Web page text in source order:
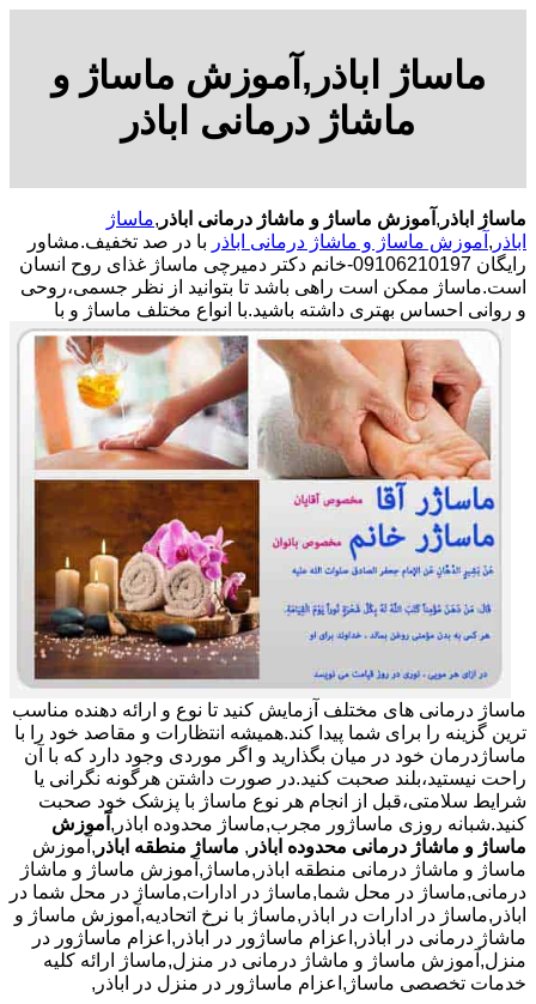
ماساژ اباذر,آموزش ماساژ و
ماشاژ درمانی اباذر
ماساژ اباذر , آموزش ماساژ و ماشاژ درمانی اباذر ,ماساژ
اباذر , آموزش ماساژ و ماشاژ درمانی اباذر با در صد تخفیف.مشاور
رایگان 09106210197-خانم دکتر دمیرچی ماساژ غذای روح انسان
است.ماساژ ممکن است راهی باشد تا بتوانید از نظر جسمی،روحی
و روانی احساس بهتری داشته باشید.با انواع مختلف ماساژ و با
ماساژ درمانی های مختلف آزمایش کنید تا نوع و ارائه دهنده مناسب
ترین گزینه را برای شما پیدا کند.همیشه انتظارات و مقاصد خود را با
ماساژدرمان خود در میان بگذارید و اگر موردی وجود دارد که با آن
راحت نیستید،بلند صحبت کنید.در صورت داشتن هرگونه نگرانی یا
شرایط سلامتی،قبل از انجام هر نوع ماساژ با پزشک خود صحبت
کنید.شبانه روزی ماساژور مجرب,ماساژ محدوده اباذر, آموزش
ماساژ و ماشاژ درمانی محدوده اباذر , ماساژ منطقه اباذر ,آموزش
ماساژ و ماشاژ درمانی منطقه اباذر,ماساژ,آموزش ماساژ و ماشاژ
درمانی,ماساژ در محل شما,ماساژ در ادارات,ماساژ در محل شما در
اباذر,ماساژ در ادارات در اباذر,ماساژ با نرخ اتحادیه,آموزش ماساژ و
ماشاژ درمانی در اباذر,اعزام ماساژور در اباذر,اعزام ماساژور در
منزل,آموزش ماساژ و ماشاژ درمانی در منزل,ماساژ ارائه کلیه
خدمات تخصصی ماساژ,اعزام ماساژور در منزل در اباذر,